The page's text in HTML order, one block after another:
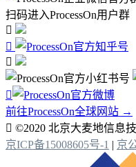
扫码进入ProcessOn用户群




前往ProcessOn全球网站 →
 ©2020 北京大麦地信息
京ICP备15008605号-1 | 京